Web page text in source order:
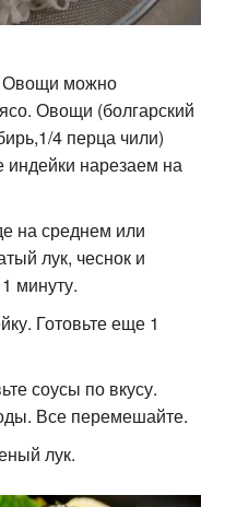
Овощи можно
Овощи (болгарский
4 перца чили)
нарезаем на
на среднем или
лук, чеснок и
минуту.
Готовьте еще 1
соусы по вкусу.
Все перемешайте.
лук.